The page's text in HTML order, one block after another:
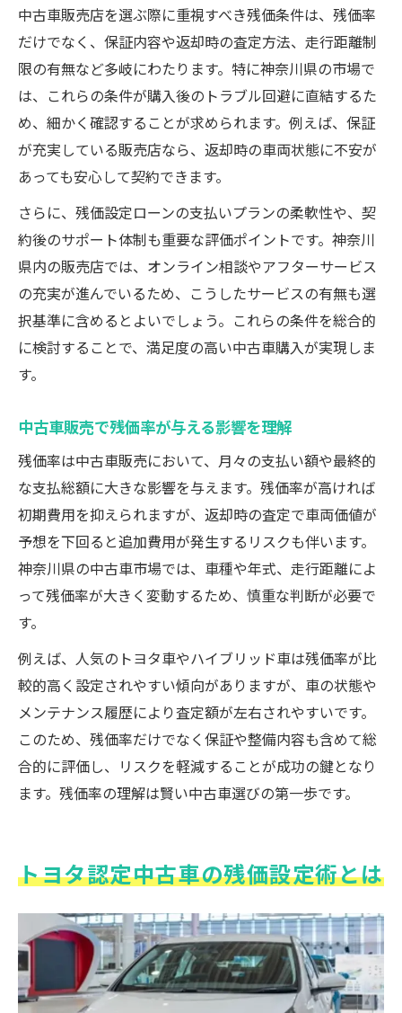
中古車販売店を選ぶ際に重視すべき残価条件は、残価率
だけでなく、保証内容や返却時の査定方法、走行距離制
限の有無など多岐にわたります。特に神奈川県の市場で
は、これらの条件が購入後のトラブル回避に直結するた
め、細かく確認することが求められます。例えば、保証
が充実している販売店なら、返却時の車両状態に不安が
あっても安心して契約できます。
さらに、残価設定ローンの支払いプランの柔軟性や、契
約後のサポート体制も重要な評価ポイントです。神奈川
県内の販売店では、オンライン相談やアフターサービス
の充実が進んでいるため、こうしたサービスの有無も選
択基準に含めるとよいでしょう。これらの条件を総合的
に検討することで、満足度の高い中古車購入が実現しま
す。
中古車販売で残価率が与える影響を理解
残価率は中古車販売において、月々の支払い額や最終的
な支払総額に大きな影響を与えます。残価率が高ければ
初期費用を抑えられますが、返却時の査定で車両価値が
予想を下回ると追加費用が発生するリスクも伴います。
神奈川県の中古車市場では、車種や年式、走行距離によ
って残価率が大きく変動するため、慎重な判断が必要で
す。
例えば、人気のトヨタ車やハイブリッド車は残価率が比
較的高く設定されやすい傾向がありますが、車の状態や
メンテナンス履歴により査定額が左右されやすいです。
このため、残価率だけでなく保証や整備内容も含めて総
合的に評価し、リスクを軽減することが成功の鍵となり
ます。残価率の理解は賢い中古車選びの第一歩です。
トヨタ認定中古車の残価設定術とは